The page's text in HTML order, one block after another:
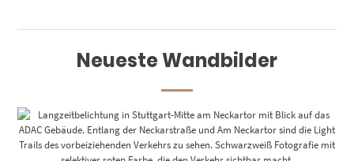
Neueste Wandbilder